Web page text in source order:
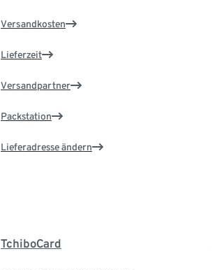
Versandkosten
Lieferzeit
Versandpartner
Packstation
Lieferadresse ändern
TchiboCard